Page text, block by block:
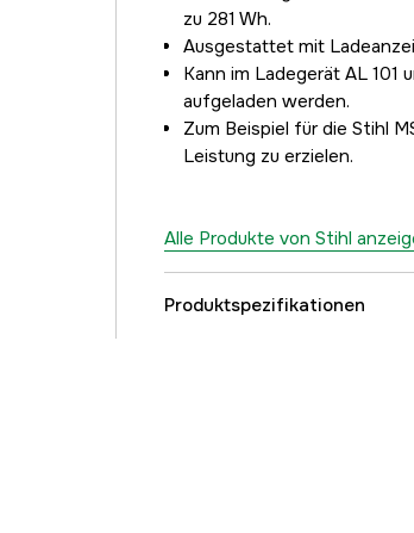
zu 281 Wh.
Ausgestattet mit
Kann im Ladegerät AL 101
aufgeladen werden.
Zum Beispiel für die Stihl
Leistung zu erzielen.
Alle Produkte von Stihl
Produktspezifikationen